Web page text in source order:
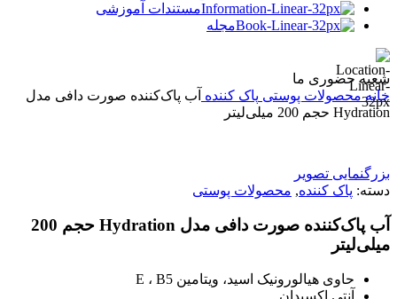
مستندات آموزشی
مجله
شعبه حضوری ما
خانهمحصولات پوستی پاک کننده آب پاک‌کننده صورت دافی مدل
Hydration حجم 200 میلی‌لیتر
بزرگنمایی تصویر
دسته: پاک کننده, محصولات پوستی
آب پاک‌کننده صورت دافی مدل Hydration حجم 200
میلی‌لیتر
حاوی هیالورونیک اسید، ویتامین E ، B5